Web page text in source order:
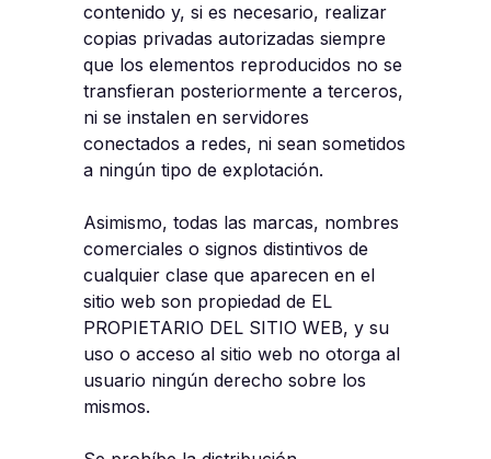
contenido y, si es necesario, realizar
copias privadas autorizadas siempre
que los elementos reproducidos no se
transfieran posteriormente a terceros,
ni se instalen en servidores
conectados a redes, ni sean sometidos
a ningún tipo de explotación.
Asimismo, todas las marcas, nombres
comerciales o signos distintivos de
cualquier clase que aparecen en el
sitio web son propiedad de EL
PROPIETARIO DEL SITIO WEB, y su
uso o acceso al sitio web no otorga al
usuario ningún derecho sobre los
mismos.